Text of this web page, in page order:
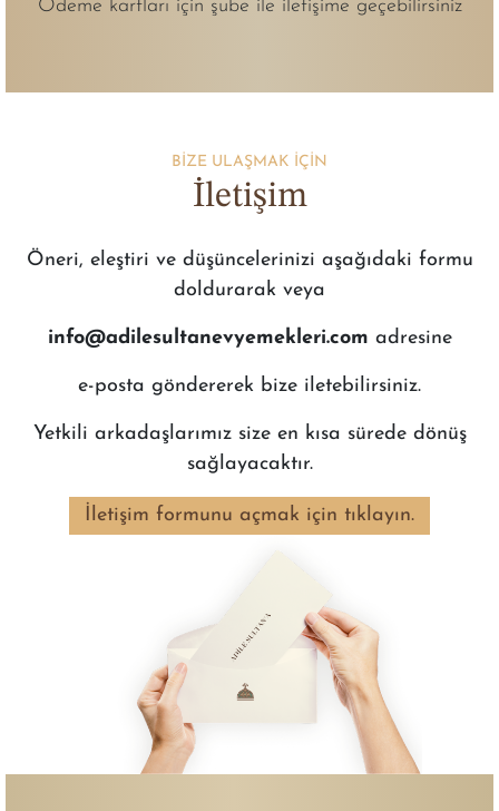
Ödeme kartları için şube ile iletişime geçebilirsiniz
BİZE ULAŞMAK İÇİN
İletişim
Öneri, eleştiri ve düşüncelerinizi aşağıdaki formu
doldurarak veya
info@adilesultanevyemekleri.com adresine
e-posta göndererek bize iletebilirsiniz.
Yetkili arkadaşlarımız size en kısa sürede dönüş
sağlayacaktır.
İletişim formunu açmak için tıklayın.